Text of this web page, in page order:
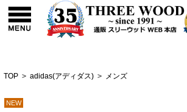
TOP > adidas(アディダス) > メンズ
NEW